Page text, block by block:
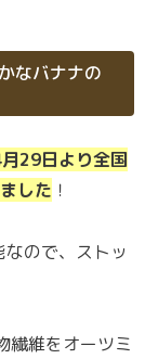
なバナナの
29日より全国
した ！
ので、ストッ
繊維をオーツミ